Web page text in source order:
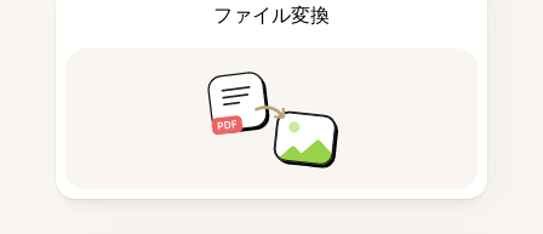
ファイル変換